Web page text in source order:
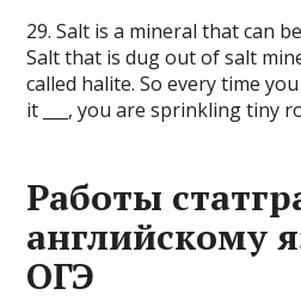
29. Salt is a mineral that can
Salt that is dug out of salt
called halite. So every time
it ___, you are sprinkling tiny
Работы
английскому
ОГЭ